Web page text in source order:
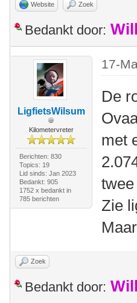
Website Zoek
Bedankt door:
LigfietsWilsum
Kilometervreter
Berichten: 830
Topics: 19
Lid sinds: Jan 2023
Bedankt: 905
1752 x bedankt in
785 berichten
17-
De
met
Zie
Zoek
Bedankt door: